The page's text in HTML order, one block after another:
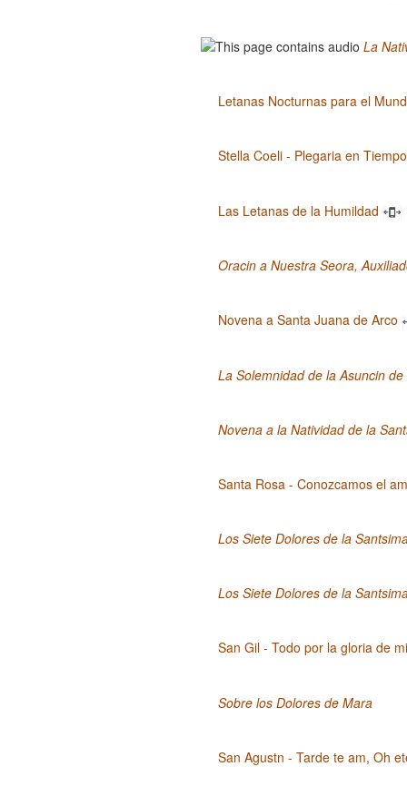
La
Letanas Nocturnas para el
Stella Coeli - Plegaria en
Las Letanas de la Humildad
Oracin a Nuestra Seora,
Novena a Santa Juana de Arco
La Solemnidad de la Asuncin
Novena a la Natividad de la
Santa Rosa - Conozcamos el
Los Siete Dolores de la
Los Siete Dolores de la
San Gil - Todo por la gloria de
Sobre los Dolores de Mara
San Agustn - Tarde te am, Oh